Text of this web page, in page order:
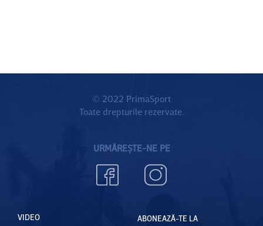
© 2022 PrimaSport
Toate drepturile rezervate.
URMĂREȘTE-NE PE
VIDEO
ABONEAZĂ-TE LA